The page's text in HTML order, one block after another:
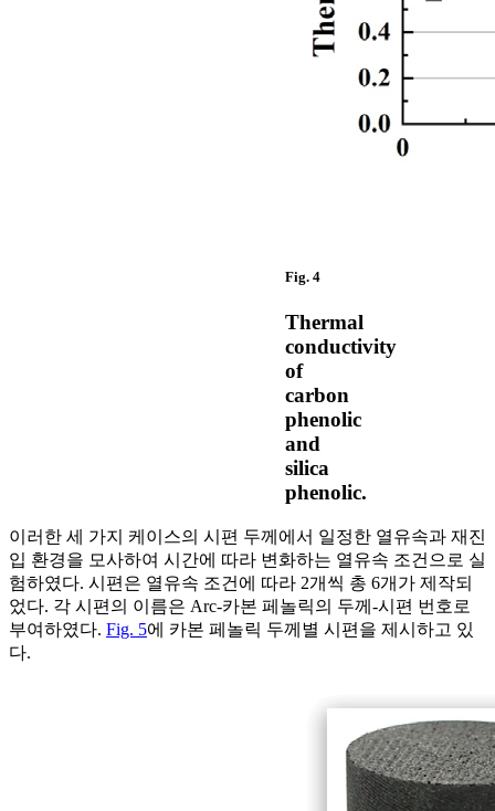
Fig. 4
Thermal
conductivity
of
carbon
phenolic
and
silica
phenolic.
이러한 세 가지 케이스의 시편 두께에서 일정한 열유속과 재진
입 환경을 모사하여 시간에 따라 변화하는 열유속 조건으로 실
험하였다. 시편은 열유속 조건에 따라 2개씩 총 6개가 제작되
었다. 각 시편의 이름은 Arc-카본 페놀릭의 두께-시편 번호로
부여하였다. Fig. 5에 카본 페놀릭 두께별 시편을 제시하고 있
다.